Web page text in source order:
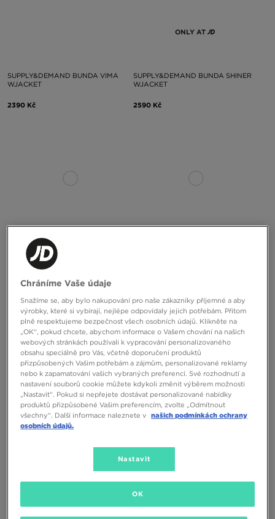
SUPPLY&DEMAND BUNDA VIMA
WJACKET
2390 Kč
ONLY AT
SUPPLY&DEMAND BUNDA SHINER
WJACKET
2590 Kč
ONLY AT
PARKA COMMAND WJACKET
2890 Kč
ONLY AT
1690 Kč
ONLY AT
SUPPLY&DEMAND ŠORTKY DENIM
SUPPLY&DEMAND DŽÍNY ONNI
1790 Kč
Chráníme Vaše údaje
Snažíme se, aby bylo nakupování pro naše zákazníky příjemné a aby
výrobky, které si vybírají, nejlépe odpovídaly jejich potřebám. Přitom
plně respektujeme bezpečnost všech osobních údajů. Klikněte na
„OK“, pokud chcete, abychom informace o Vašem chování na našich
webových stránkách používali k vypracování personalizovaného
obsahu speciálně pro Vás, včetně doporučení produktů
přizpůsobených Vašim potřebám a zájmům, personalizované reklamy
nebo k zapamatování vašich vybraných preferencí. Své rozhodnutí a
nastavení souborů cookie můžete kdykoli změnit výběrem možnosti
„Nastavit“. Pokud si nepřejete dostávat personalizované nabídky
produktů přizpůsobené Vašim preferencím, zvolte „Odmítnout
všechny“. Další informace naleznete v našich podmínkách ochrany
osobních údajů.
Nastavit
OK